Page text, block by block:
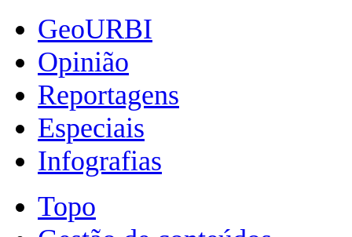
GeoURBI
Opinião
Reportagens
Especiais
Infografias
Topo